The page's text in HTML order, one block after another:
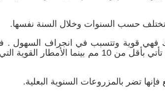
تختلف حسب السنوات وخلال السنة نفسها.
فهي قوية وتتسبب في انجراف السهول .
فإنها تضر بالمزروعات السنوية البعلية.